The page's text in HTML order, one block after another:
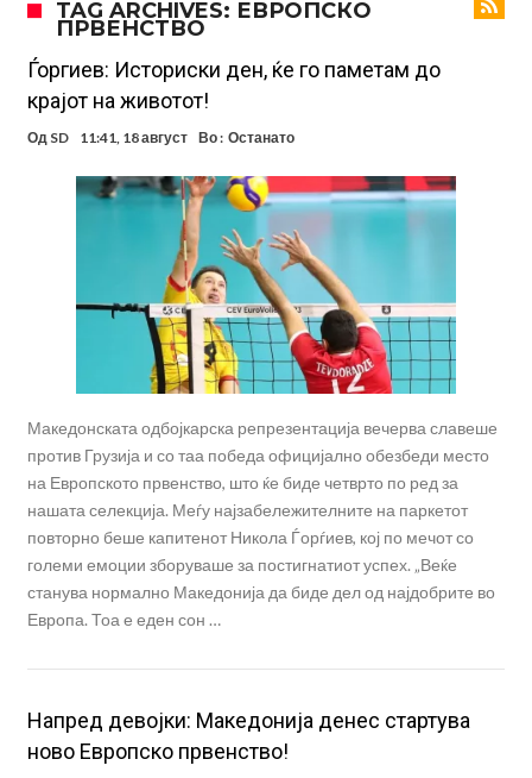
Инфантино го возвраќа ударот, кој сè досега го поддржал?
„Влегувам на стадионот за да го разнесам Меси со четири бомби“
Реал потроши повеќе од 200 милиони евра, но не го затвора
паричникот – ќе има уште засилувања!
После распродажба, време е Њукасл да ја отвори касата, дали
има 100.000.000 евра за да ги задоволи Германците?
Ова што се случи на другиот крај од планетата најдобро покажува
кој е и што е Лука Модриќ
Феран Торес кажал “да” на Пари Сен Жермен
Јувентус го сака Рајндерс, но под еден услов
TAG ARCHIVES: ЕВРОПСКО
ПРВЕНСТВО
Ѓоргиев: Историски ден, ќе го паметам до
крајот на животот!
Од SD 11:41, 18 август Во : Останато
Македонската одбојкарска репрезентација вечерва славеше
против Грузија и со таа победа официјално обезбеди место
на Европското првенство, што ќе биде четврто по ред за
нашата селекција. Меѓу најзабележителните на паркетот
повторно беше капитенот Никола Ѓорѓиев, кој по мечот со
големи емоции зборуваше за постигнатиот успех. „Веќе
станува нормално Македонија да биде дел од најдобрите во
Европа. Тоа е еден сон …
Напред девојки: Македонија денес стартува
ново Европско првенство!